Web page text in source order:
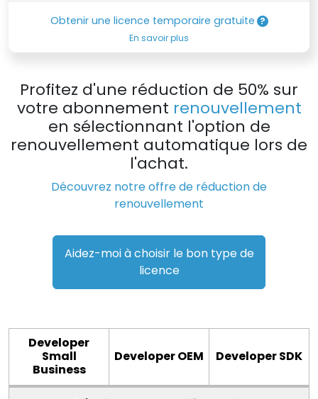
Obtenir une licence temporaire gratuite
En savoir plus
Profitez d'une réduction de 50% sur
votre abonnement renouvellement
en sélectionnant l'option de
renouvellement automatique lors de
l'achat.
Découvrez notre offre de réduction de
renouvellement
Aidez-moi à choisir le bon type de
licence
Developer
Small
Business
Developer OEM Developer SDK